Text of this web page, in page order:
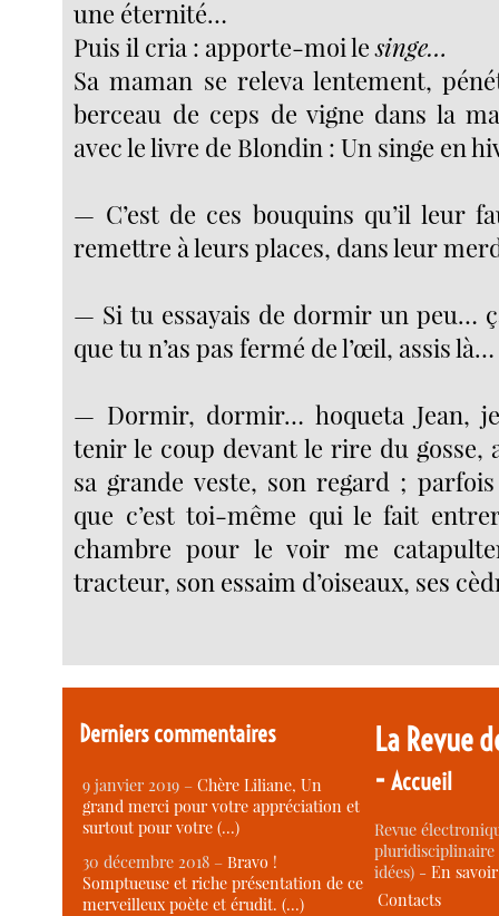
une éternité…
Puis il cria : apporte-moi lesinge…
Sa maman se releva lentement,
berceau de ceps de vigne dans la
avec le livre de Blondin : Un singe en
— C’est de ces bouquins qu’il leur
remettre à leurs places, dans leur
— Si tu essayais de dormir un peu…
que tu n’as pas fermé de l’œil, assis là…
— Dormir, dormir… hoqueta Jean,
tenir le coup devant le rire du gosse,
sa grande veste, son regard ; parfois
que c’est toi-même qui le fait
chambre pour le voir me
tracteur, son essaim d’oiseaux, ses
Derniers commentaires
9 janvier 2019 –Chère Liliane, Un
grand merci pour votre appréciation et
surtout pour votre (…)
30 décembre 2018 –Bravo !
Somptueuse et riche présentation de ce
merveilleux poète et érudit. (…)
La Revue
-Accueil
Revue
idées) -En
Contacts